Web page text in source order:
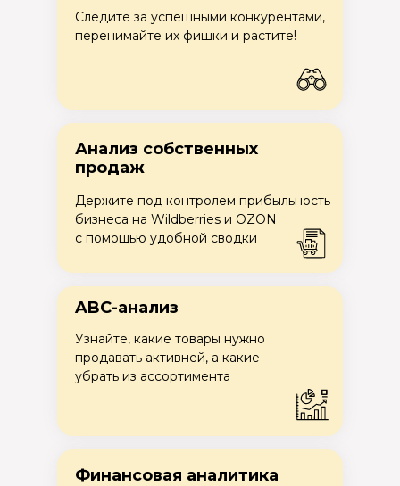
Следите за успешными конкурентами,
перенимайте их фишки и растите!
Держите под контролем прибыльность
бизнеса на Wildberries и OZON
с помощью удобной сводки
Анализ собственных
продаж
ABC-анализ
Узнайте, какие товары нужно
продавать активней, а какие —
убрать из ассортимента
Финансовая аналитика